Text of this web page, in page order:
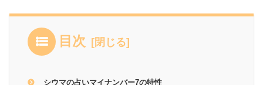
目次
シウマの占いマイナンバー7の特性